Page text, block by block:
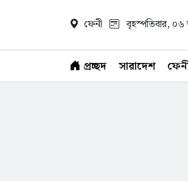
ফেনী বৃহস্পতিবার,
প্রচ্ছদ সারাদেশ